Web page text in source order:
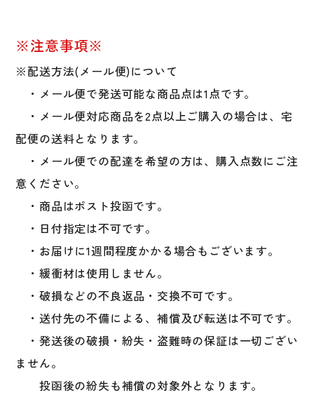
ッ
テ
ィ
ラ
ッ
ろ
※注意事項※
※配送方法(メール便)について
・メール便で発送可能な商品点は1点です。
・メール便対応商品を2点以上ご購入の場合は、宅
配便の送料となります。
・メール便での配達を希望の方は、購入点数にご注
意ください。
・商品はポスト投函です。
・日付指定は不可です。
・お届けに1週間程度かかる場合もございます。
・緩衝材は使用しません。
・破損などの不良返品・交換不可です。
・送付先の不備による、補償及び転送は不可です。
・発送後の破損・紛失・盗難時の保証は一切ござい
ません。
投函後の紛失も補償の対象外となります。